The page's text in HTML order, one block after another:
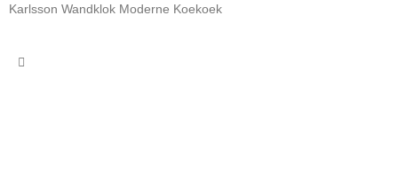
Karlsson Wandklok Moderne Koekoek